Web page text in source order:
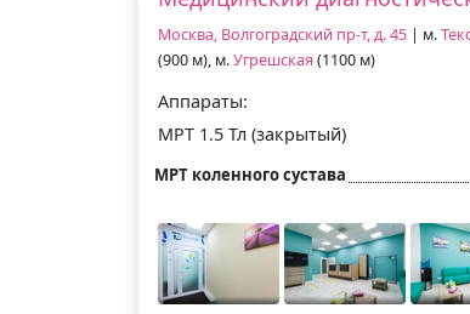
Москва, Волгоградский пр-т, д. 45 | м.
(900 м), м.Угрешская (1100 м)
Аппараты:
МРТ 1.5 Тл (закрытый)
МРТ коленного сустава